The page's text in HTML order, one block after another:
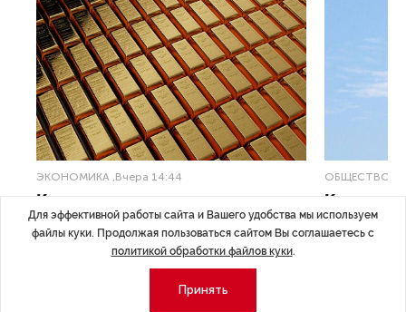
ЭКОНОМИКА ,Вчера 14:44
Курс на растущую
волатильность?
Министерство финансов РФ наращивает покупку
ОБЩЕСТВО
Картина
августа
Для эффективной работы сайта и Вашего удобства мы используем
файлы куки. Продолжая пользоваться сайтом Вы соглашаетесь с
политикой обработки файлов куки.
Принять